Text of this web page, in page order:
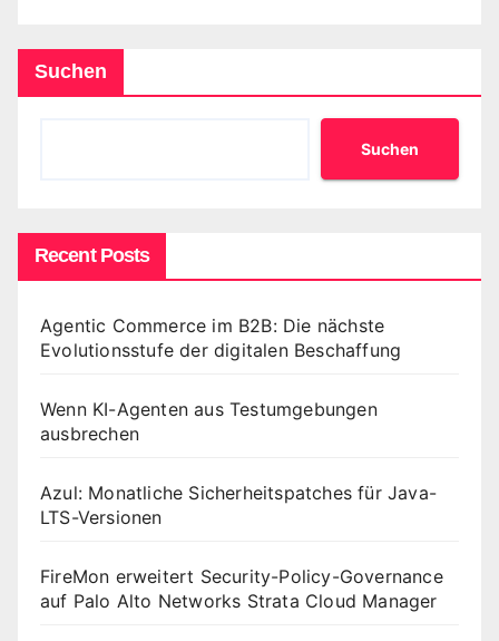
Suchen
Suchen
Recent Posts
Agentic Commerce im B2B: Die nächste
Evolutionsstufe der digitalen Beschaffung
Wenn KI-Agenten aus Testumgebungen
ausbrechen
Azul: Monatliche Sicherheitspatches für Java-
LTS-Versionen
FireMon erweitert Security-Policy-Governance
auf Palo Alto Networks Strata Cloud Manager